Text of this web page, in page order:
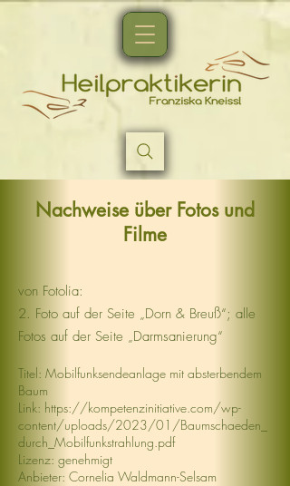
Nachweise über Fotos und
Filme
von Fotolia:
2. Foto auf der Seite „Dorn & Breuß“; alle
Fotos auf der Seite „Darmsanierung“
Titel: Mobilfunksendeanlage mit absterbendem
Baum
Link: https://kompetenzinitiative.com/wp-
content/uploads/2023/01/Baumschaeden_
durch_Mobilfunkstrahlung.pdf
Lizenz: genehmigt
Anbieter: Cornelia Waldmann-Selsam​